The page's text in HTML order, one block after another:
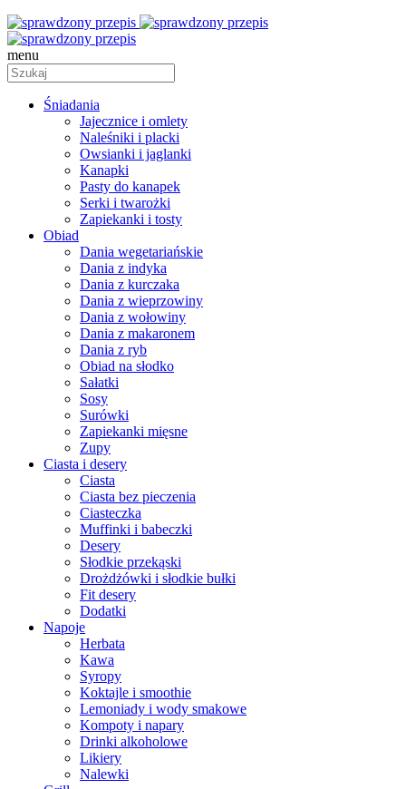
menu
Śniadania
Jajecznice i omlety
Naleśniki i placki
Owsianki i jaglanki
Kanapki
Pasty do kanapek
Serki i twarożki
Zapiekanki i tosty
Obiad
Dania wegetariańskie
Dania z indyka
Dania z kurczaka
Dania z wieprzowiny
Dania z wołowiny
Dania z makaronem
Dania z ryb
Obiad na słodko
Sałatki
Sosy
Surówki
Zapiekanki mięsne
Zupy
Ciasta i desery
Ciasta
Ciasta bez pieczenia
Ciasteczka
Muffinki i babeczki
Desery
Słodkie przekąski
Drożdżówki i słodkie bułki
Fit desery
Dodatki
Napoje
Herbata
Kawa
Syropy
Koktajle i smoothie
Lemoniady i wody smakowe
Kompoty i napary
Drinki alkoholowe
Likiery
Nalewki